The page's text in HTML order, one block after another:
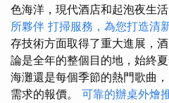
色海洋，現代酒店和起泡夜生活
所夥伴 打掃服務，為您打造清
存技術方面取得了重大進展，
論是全年的整個目的地，始終
海灘還是每個季節的熱門歌曲
需求的報價。 可靠的辦桌外燴